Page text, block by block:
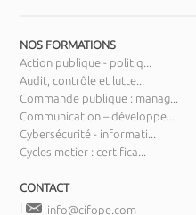
NOS FORMATIONS
Action publique - politiq...
Audit, contrôle et lutte...
Commande publique : manag...
Communication – développe...
Cybersécurité - informati...
Cycles metier : certifica...
CONTACT
info@cifope.com